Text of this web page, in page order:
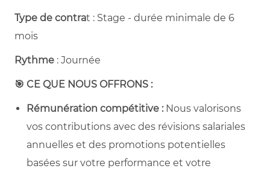
Type de contrat : Stage - durée minimale de 6
mois
Rythme : Journée
🎯 CE QUE NOUS OFFRONS :
Rémunération compétitive : Nous valorisons
vos contributions avec des révisions salariales
annuelles et des promotions potentielles
basées sur votre performance et votre